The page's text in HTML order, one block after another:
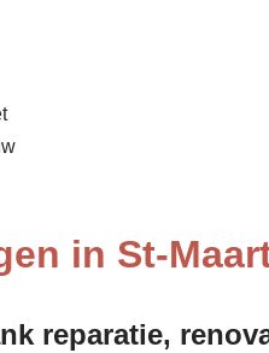
in St-
reparatie,